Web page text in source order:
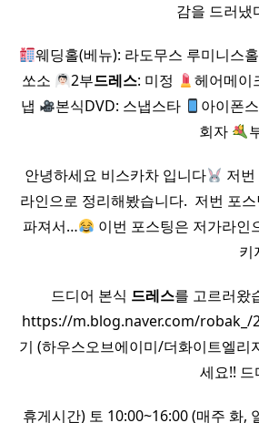
감을 드러냈
웨딩홀(베뉴): 라도무스 루미니스홀
쏘소
2부드레스: 미정 헤어메이
냅
본식DVD: 스냅스타 아이폰
회자
안녕하세요 비스카차 입니다 저
라인으로 정리해봤습니다. ​ 저번 포
파져서…
이번 포스팅은 저가라인
키
​ ​ ​ ​ 드디어 본식 드레스를 고르러왔
https://m.blog.naver.com/robak_/
기 (하우스오브에이미/더화이트엘
세요!!
휴게시간) 토 10:00~16:00 (매주 화,